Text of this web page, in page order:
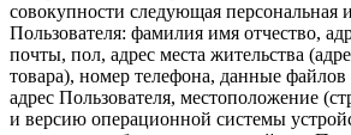
совокупности следующая персональная
Пользователя: фамилия имя отчество,
почты, пол, адрес места жительства
товара), номер телефона, данные
адрес Пользователя, местоположение
и версию операционной системы